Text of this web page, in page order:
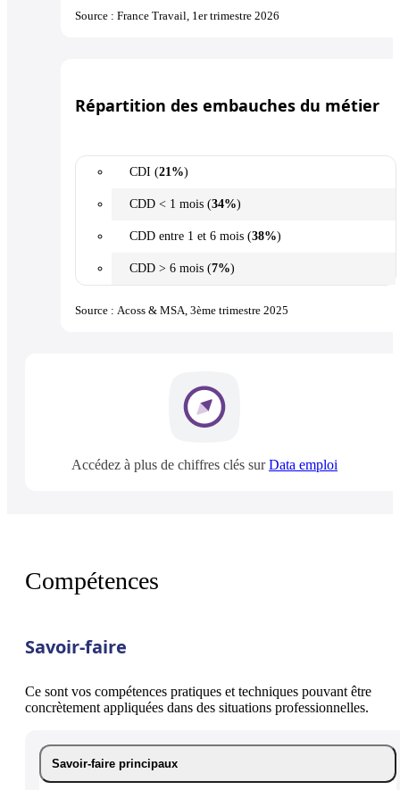
Source : France Travail, 1er trimestre 2026
Répartition des embauches du métier
CDI (21%)
CDD < 1 mois (34%)
CDD entre 1 et 6 mois (38%)
CDD > 6 mois (7%)
Source : Acoss & MSA, 3ème trimestre 2025
Accédez à plus de chiffres clés surData emploi
Compétences
Savoir-faire
Ce sont vos compétences pratiques et techniques pouvant être
concrètement appliquées dans des situations professionnelles.
Savoir-faire principaux